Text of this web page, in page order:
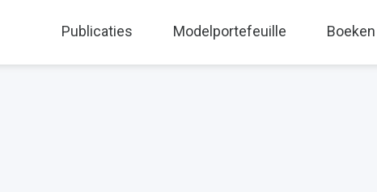
Publicaties Modelportefeuille Boeken